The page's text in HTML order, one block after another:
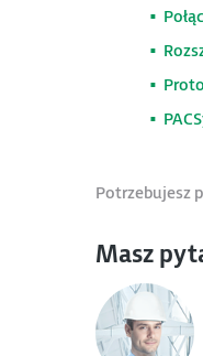
Potrzebujesz
Masz